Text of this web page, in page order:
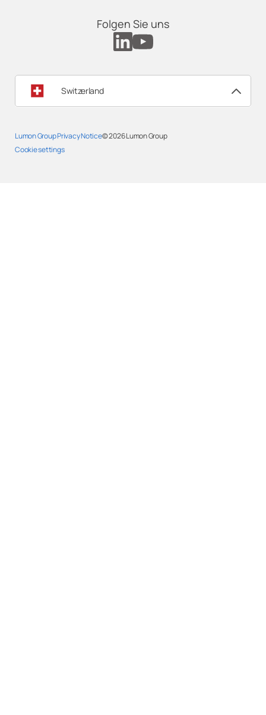
Folgen Sie uns
Switzerland
Lumon Group Privacy Notice
Cookie settings
© 2026Lumon Group